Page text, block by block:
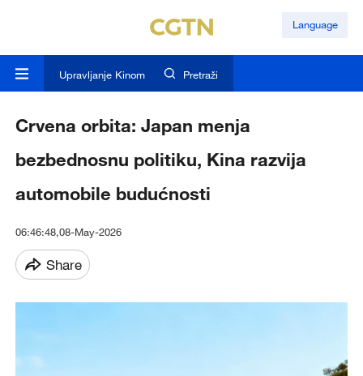
Language
Upravljanje Kinom Pretraži
Crvena orbita: Japan menja
bezbednosnu politiku, Kina razvija
automobile budućnosti
06:46:48,08-May-2026
Share